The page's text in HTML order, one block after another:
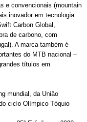
e convencionais (mountain
inovador em tecnologia.
Carbon Global,
de carbono, com
A marca também é
do MTB nacional –
títulos em
mundial, da União
ciclo Olímpico Tóquio